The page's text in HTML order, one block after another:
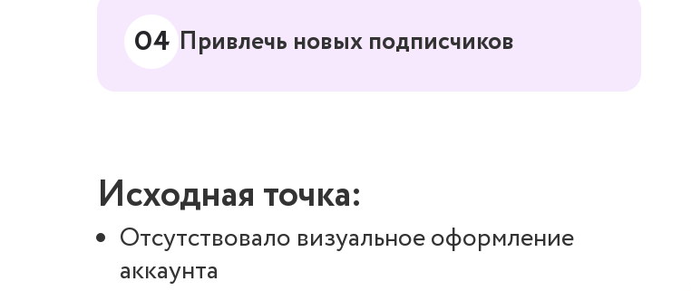
04 Привлечь новых подписчиков
Исходная точка:
Отсутствовало визуальное оформление
аккаунта